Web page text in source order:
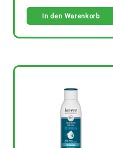
In den Warenkorb